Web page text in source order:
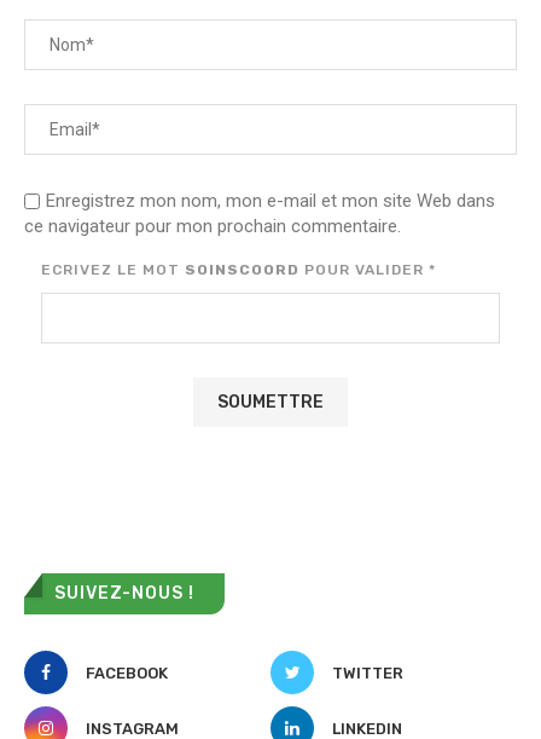
Enregistrez mon nom, mon e-mail et mon site Web dans
ce navigateur pour mon prochain commentaire.
ECRIVEZ LE MOT SOINSCOORD POUR VALIDER *
SUIVEZ-NOUS !
FACEBOOK TWITTER
INSTAGRAM LINKEDIN